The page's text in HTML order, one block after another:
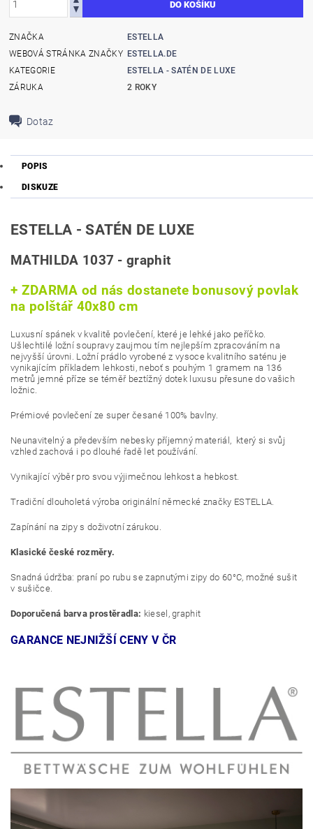
ZNAČKA
ESTELLA
WEBOVÁ STRÁNKA ZNAČKY ESTELLA.DE
KATEGORIE
ESTELLA - SATÉN DE LUXE
ZÁRUKA
2 ROKY
Dotaz
POPIS
DISKUZE
ESTELLA - SATÉN DE LUXE
MATHILDA 1037 - graphit
+ ZDARMA od nás dostanete bonusový povlak
na polštář 40x80 cm
Luxusní spánek v kvalitě povlečení, které je lehké jako peříčko.
Ušlechtilé ložní soupravy zaujmou tím nejlepším zpracováním na
nejvyšší úrovni. Ložní prádlo vyrobené z vysoce kvalitního saténu je
vynikajícím příkladem lehkosti, neboť s pouhým 1 gramem na 136
metrů jemné příze se téměř beztížný dotek luxusu přesune do vašich
ložnic.
Prémiové povlečení ze super česané 100% bavlny.
Neunavitelný a především nebesky příjemný materiál, který si svůj
vzhled zachová i po dlouhé řadě let používání.
Vynikající výběr pro svou výjimečnou lehkost a hebkost.
Tradiční dlouholetá výroba originální německé značky ESTELLA.
Zapínání na zipy s doživotní zárukou.
Klasické české rozměry.
Snadná údržba: praní po rubu se zapnutými zipy do 60°C, možné sušit
v sušičce.
Doporučená barva prostěradla: kiesel, graphit
GARANCE NEJNIŽŠÍ CENY V ČR